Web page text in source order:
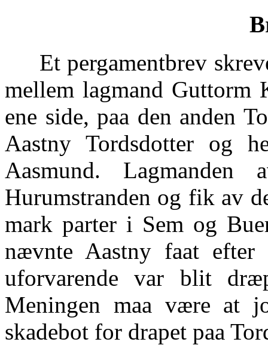
Et pergamentbrev
mellem lagmand Guttorm
ene side, paa den anden
Aastny Tordsdotter og
Aasmund.
Hurumstranden og fik av
mark parter i Sem og
nævnte Aastny faat
uforvarende var blit
Meningen maa være at
skadebot for drapet paa